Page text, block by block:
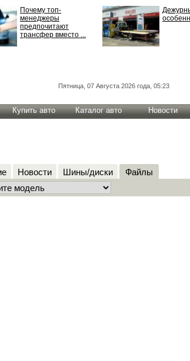
Почему топ-
менеджеры
предпочитают
трансфер вместо ...
Пятница, 07 Августа 2026 года, 05:23
Купить авто Каталог авто Новости
Новости Шины/диски Файлы